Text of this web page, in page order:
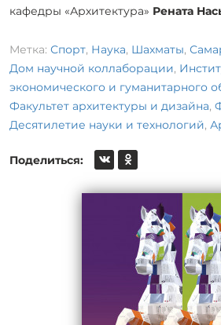
кафедры «Архитектура» Рената
Метка: Спорт, Наука, Шахматы,
Дом научной коллаборации,
экономического и гуманитарного
Факультет архитектуры и дизайна,
Десятилетие науки и технологий,
Поделиться: